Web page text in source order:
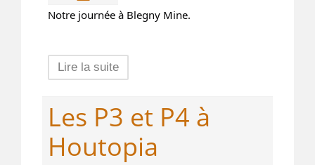
Notre journée à Blegny Mine.
Lire la suite
Les P3 et P4 à
Houtopia